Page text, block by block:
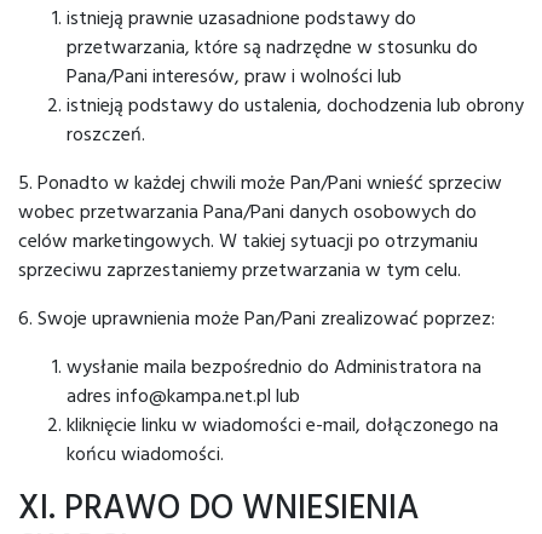
istnieją prawnie uzasadnione podstawy do
przetwarzania, które są nadrzędne w stosunku do
Pana/Pani interesów, praw i wolności lub
istnieją podstawy do ustalenia, dochodzenia lub obrony
roszczeń.
5. Ponadto w każdej chwili może Pan/Pani wnieść sprzeciw
wobec przetwarzania Pana/Pani danych osobowych do
celów marketingowych. W takiej sytuacji po otrzymaniu
sprzeciwu zaprzestaniemy przetwarzania w tym celu.
6. Swoje uprawnienia może Pan/Pani zrealizować poprzez:
wysłanie maila bezpośrednio do Administratora na
adres info@kampa.net.pl lub
kliknięcie linku w wiadomości e-mail, dołączonego na
końcu wiadomości.
XI. PRAWO DO WNIESIENIA